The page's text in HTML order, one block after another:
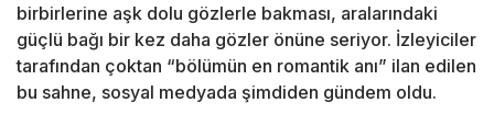
birbirlerine aşk dolu gözlerle bakması, aralarındaki
güçlü bağı bir kez daha gözler önüne seriyor. İzleyiciler
tarafından çoktan “bölümün en romantik anı” ilan edilen
bu sahne, sosyal medyada şimdiden gündem oldu.